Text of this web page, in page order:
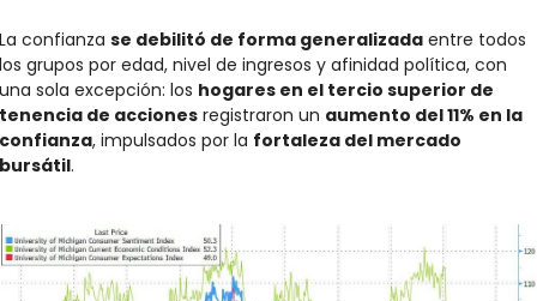
confianza se debilitó de forma generalizada entre todos
grupos por edad, nivel de ingresos y afinidad política, con
sola excepción: los hogares en el tercio superior de
de acciones registraron un aumento del 11% en la
, impulsados por la fortaleza del mercado
.